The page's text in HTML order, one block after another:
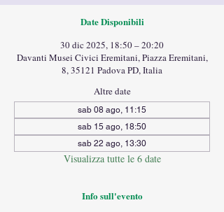
Date Disponibili
30 dic 2025, 18:50 – 20:20
Davanti Musei Civici Eremitani, Piazza Eremitani,
8, 35121 Padova PD, Italia
Altre date
sab 08 ago, 11:15
sab 15 ago, 18:50
sab 22 ago, 13:30
Visualizza tutte le 6 date
Info sull'evento